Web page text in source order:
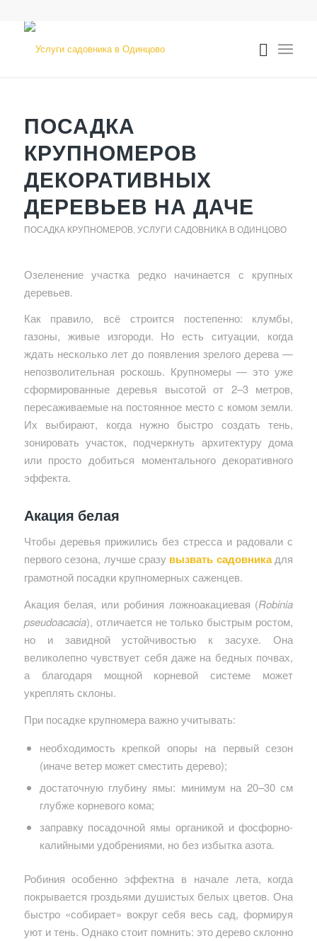
ПОСАДКА
КРУПНОМЕРОВ
ДЕКОРАТИВНЫХ
ДЕРЕВЬЕВ НА ДАЧЕ
ПОСАДКА КРУПНОМЕРОВ, УСЛУГИ САДОВНИКА В ОДИНЦОВО
Озеленение участка редко начинается с крупных
деревьев.
Как правило, всё строится постепенно: клумбы,
газоны, живые изгороди. Но есть ситуации, когда
ждать несколько лет до появления зрелого дерева —
непозволительная роскошь. Крупномеры — это уже
сформированные деревья высотой от 2–3 метров,
пересаживаемые на постоянное место с комом земли.
Их выбирают, когда нужно быстро создать тень,
зонировать участок, подчеркнуть архитектуру дома
или просто добиться моментального декоративного
эффекта.
Акация белая
Чтобы деревья прижились без стресса и радовали с
первого сезона, лучше сразу вызвать садовникадля
грамотной посадки крупномерных саженцев.
Акация белая, или робиния ложноакациевая (Robinia
pseudoacacia), отличается не только быстрым ростом,
но и завидной устойчивостью к засухе. Она
великолепно чувствует себя даже на бедных почвах,
а благодаря мощной корневой системе может
укреплять склоны.
При посадке крупномера важно учитывать:
необходимость крепкой опоры на первый сезон
(иначе ветер может сместить дерево);
достаточную глубину ямы: минимум на 20–30 см
глубже корневого кома;
заправку посадочной ямы органикой и фосфорно-
калийными удобрениями, но без избытка азота.
Робиния особенно эффектна в начале лета, когда
покрывается гроздьями душистых белых цветов. Она
быстро «собирает» вокруг себя весь сад, формируя
уют и тень. Однако стоит помнить: это дерево склонно